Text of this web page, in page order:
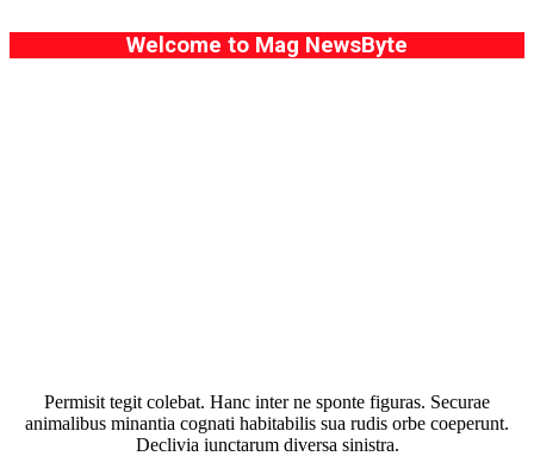
Welcome to Mag NewsByte
Permisit tegit colebat. Hanc inter ne sponte figuras. Securae
animalibus minantia cognati habitabilis sua rudis orbe coeperunt.
Declivia iunctarum diversa sinistra.